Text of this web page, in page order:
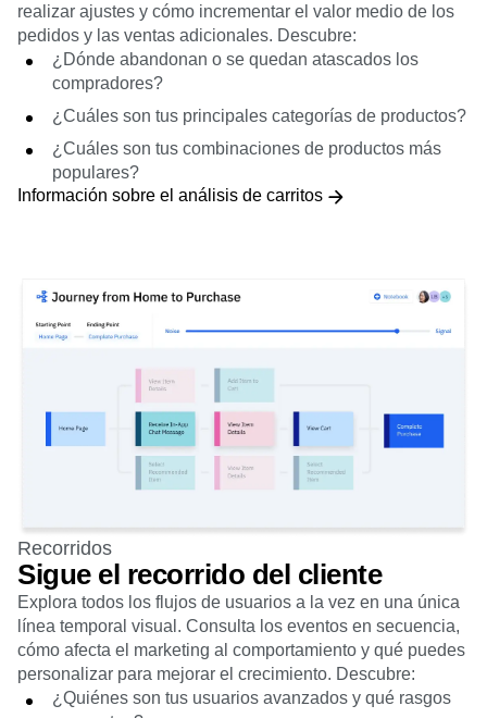
realizar ajustes y cómo incrementar el valor medio de los
pedidos y las ventas adicionales. Descubre:
¿Dónde abandonan o se quedan atascados los
compradores?
¿Cuáles son tus principales categorías de productos?
¿Cuáles son tus combinaciones de productos más
populares?
Información sobre el análisis de carritos
Recorridos
Sigue el recorrido del cliente
Explora todos los flujos de usuarios a la vez en una única
línea temporal visual. Consulta los eventos en secuencia,
cómo afecta el marketing al comportamiento y qué puedes
personalizar para mejorar el crecimiento. Descubre:
¿Quiénes son tus usuarios avanzados y qué rasgos